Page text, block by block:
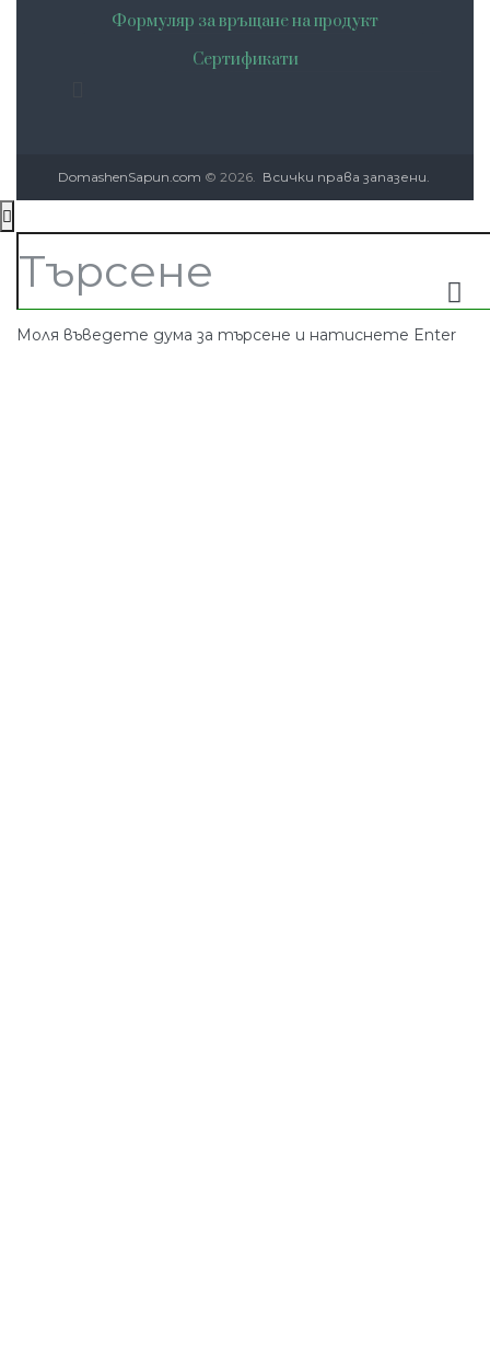
Формуляр за връщане на продукт
Сертификати
DomashenSapun.com © 2026. Всички права запазени.
Моля въведете дума за търсене и натиснете Enter